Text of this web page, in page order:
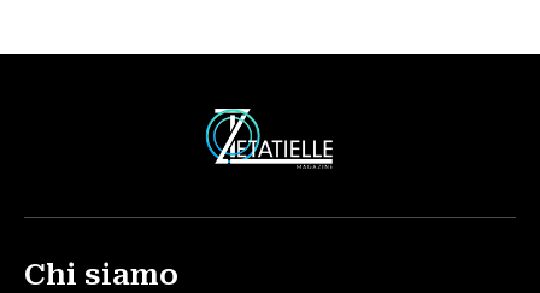
Chi siamo